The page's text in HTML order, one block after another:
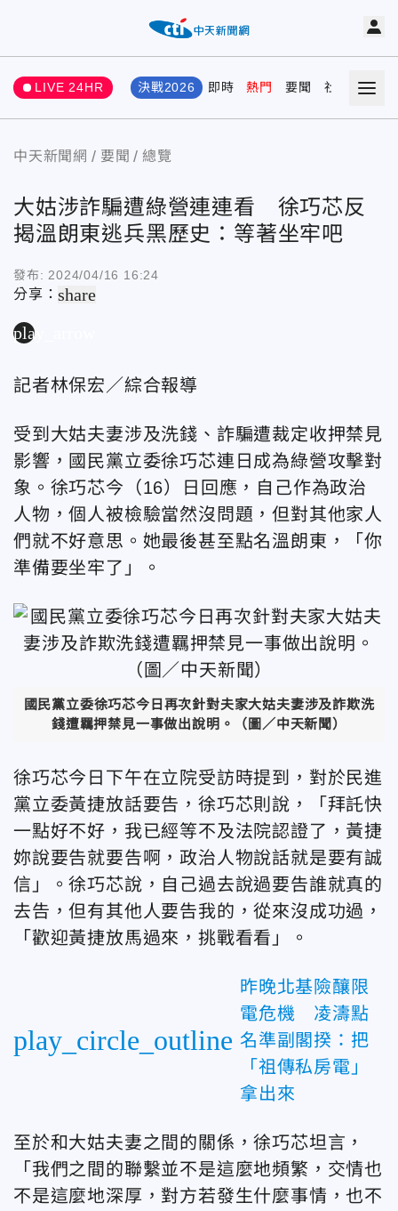
LIVE 24HR 決戰2026 即時 熱門 要聞 社會 娛樂
中天新聞網 要聞 總覽
大姑涉詐騙遭綠營連連看 徐巧芯反
揭溫朗東逃兵黑歷史：等著坐牢吧
發布: 2024/04/16 16:24
分享：share
play_arrow
記者林保宏／綜合報導
受到大姑夫妻涉及洗錢、詐騙遭裁定收押禁見
影響，國民黨立委徐巧芯連日成為綠營攻擊對
象。徐巧芯今（16）日回應，自己作為政治
人物，個人被檢驗當然沒問題，但對其他家人
們就不好意思。她最後甚至點名溫朗東，「你
準備要坐牢了」。
國民黨立委徐巧芯今日再次針對夫家大姑夫妻涉及詐欺洗
錢遭羈押禁見一事做出說明。（圖／中天新聞）
徐巧芯今日下午在立院受訪時提到，對於民進
黨立委黃捷放話要告，徐巧芯則說，「拜託快
一點好不好，我已經等不及法院認證了，黃捷
妳說要告就要告啊，政治人物說話就是要有誠
信」。徐巧芯說，自己過去說過要告誰就真的
去告，但有其他人要告我的，從來沒成功過，
「歡迎黃捷放馬過來，挑戰看看」。
play_circle_outline
昨晚北基險釀限
電危機 凌濤點
名準副閣揆：把
「祖傳私房電」
拿出來
至於和大姑夫妻之間的關係，徐巧芯坦言，
「我們之間的聯繫並不是這麼地頻繁，交情也
不是這麼地深厚，對方若發生什麼事情，也不